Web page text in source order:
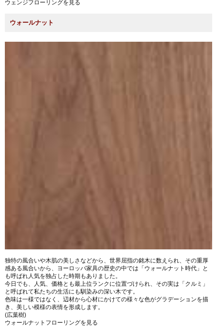
ウェンジフローリングを見る
ウォールナット
独特の風合いや木肌の美しさなどから、世界屈指の銘木に数えられ、その重厚
感ある風合いから、ヨーロッパ家具の歴史の中では「ウォールナット時代」と
も呼ばれ人気を独占した時期もありました。
今日でも、人気、価格とも最上位ランクに位置づけられ、その実は「クルミ」
と呼ばれて私たちの生活にも馴染みの深い木です。
色味は一様ではなく、辺材から心材にかけての様々な色がグラデーションを描
き、美しい模様の表情を形成します。
(広葉樹)
ウォールナットフローリングを見る